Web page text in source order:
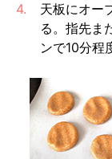
4. 天板にオー
る。指先ま
ンで10分程